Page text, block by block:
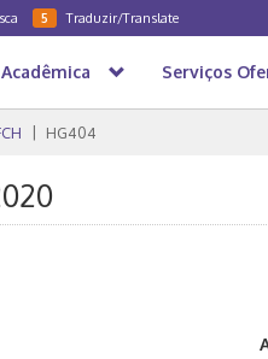
5 Traduzir/Translate
Serviços
HG404